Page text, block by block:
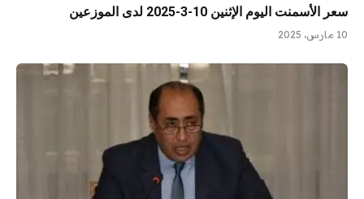
سعر الأسمنت اليوم الإثنين 10-3-2025 لدى الموزعين
10 مارس، 2025